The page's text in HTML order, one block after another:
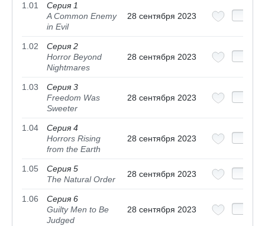
1.01
Серия 1
A Common Enemy
in Evil
28 сентября 2023
1.02
Серия 2
Horror Beyond
Nightmares
28 сентября 2023
1.03
Серия 3
Freedom Was
Sweeter
28 сентября 2023
1.04
Серия 4
Horrors Rising
from the Earth
28 сентября 2023
1.05
Серия 5
The Natural Order
28 сентября 2023
1.06
Серия 6
Guilty Men to Be
Judged
28 сентября 2023